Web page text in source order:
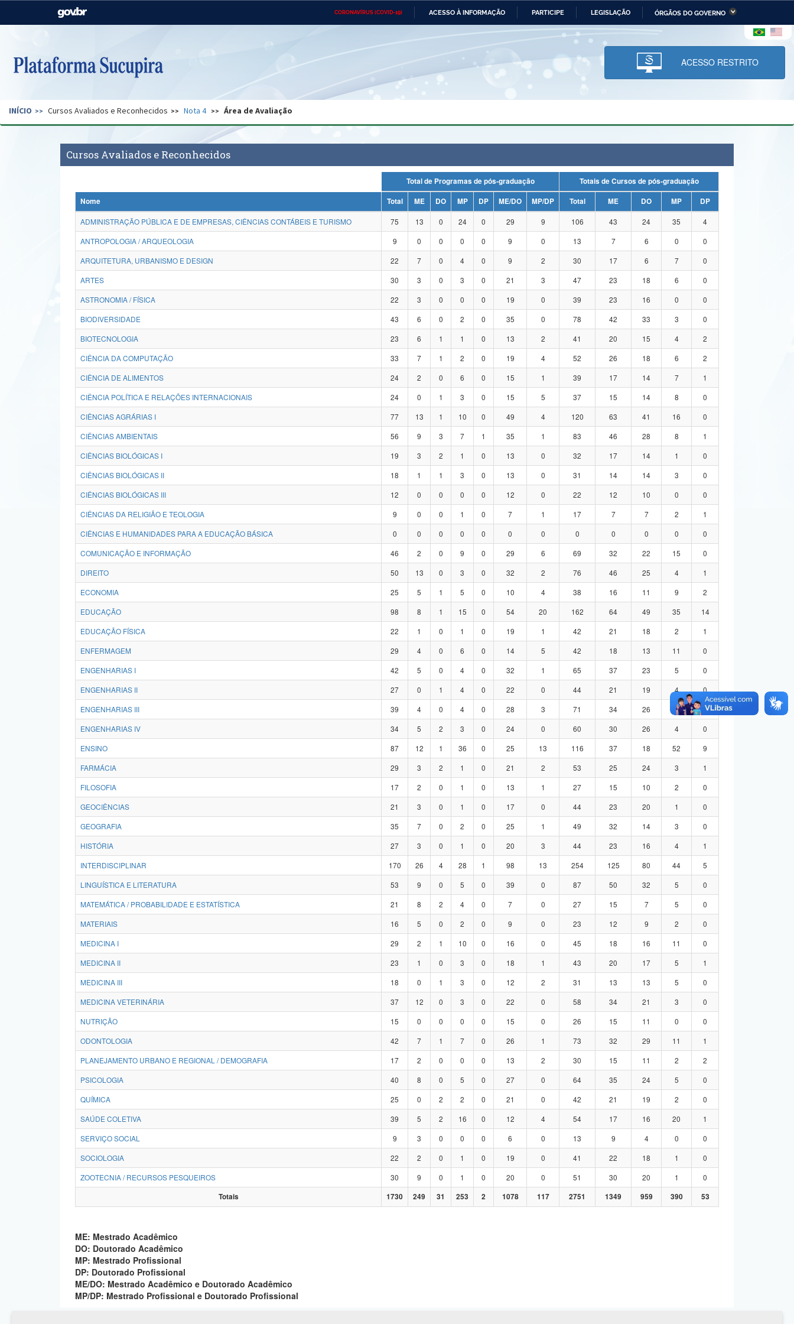
CORONAVÍRUS (COVID-19) ACESSO À INFORMAÇÃO PARTICIPE LEGISLAÇÃO ÓRGÃOS DO GOVERNO
Casa Civil Ministério das Relações Ministério da Economia Ministério da Infraestrutura
Pecuária e Abastecimento
Ministério da Ciência,
Tecnologia, Inovações e
Comunicações
Ministério do Desenvolvimento
Regional e dos Direitos Humanos
Secretaria de Governo Gabinete de Segurança Advocacia-Geral da União Banco Central do Brasil Planalto
ACESSO RESTRITO
INÍCIO Cursos Avaliados e Reconhecidos Nota 4 Área de Avaliação
Cursos Avaliados e Reconhecidos
Total de Programas de pós-graduação
Totais de Cursos de pós-graduação
Nome
Total ME DO MP DP ME/DO MP/DP Total ME DO MP
DP
ADMINISTRAÇÃO PÚBLICA E DE EMPRESAS, CIÊNCIAS CONTÁBEIS E TURISMO
75 13 0 24 0 29 9 106 43 24 35
4
ANTROPOLOGIA / ARQUEOLOGIA
9 0 0 0 0 9 0 13 7 6 0
0
ARQUITETURA, URBANISMO E DESIGN
22 7 0 4 0 9 2 30 17 6 7
0
ARTES
30 3 0 3 0 21 3 47 23 18 6
0
ASTRONOMIA / FÍSICA
22 3 0 0 0 19 0 39 23 16 0
0
BIODIVERSIDADE
43 6 0 2 0 35 0 78 42 33 3
0
BIOTECNOLOGIA
23 6 1 1 0 13 2 41 20 15 4
2
CIÊNCIA DA COMPUTAÇÃO
33 7 1 2 0 19 4 52 26 18 6
2
CIÊNCIA DE ALIMENTOS
24 2 0 6 0 15 1 39 17 14 7
1
CIÊNCIA POLÍTICA E RELAÇÕES INTERNACIONAIS
24 0 1 3 0 15 5 37 15 14 8
0
CIÊNCIAS AGRÁRIAS I
77 13 1 10 0 49 4 120 63 41 16
0
CIÊNCIAS AMBIENTAIS
56 9 3 7 1 35 1 83 46 28 8
1
CIÊNCIAS BIOLÓGICAS I
19 3 2 1 0 13 0 32 17 14 1
0
CIÊNCIAS BIOLÓGICAS II
18 1 1 3 0 13 0 31 14 14 3
0
CIÊNCIAS BIOLÓGICAS III
12 0 0 0 0 12 0 22 12 10 0
0
CIÊNCIAS DA RELIGIÃO E TEOLOGIA
9 0 0 1 0 7 1 17 7 7 2
1
CIÊNCIAS E HUMANIDADES PARA A EDUCAÇÃO BÁSICA
0 0 0 0 0 0 0 0 0 0 0
0
COMUNICAÇÃO E INFORMAÇÃO
46 2 0 9 0 29 6 69 32 22 15
0
DIREITO
50 13 0 3 0 32 2 76 46 25 4
1
ECONOMIA
25 5 1 5 0 10 4 38 16 11 9
2
EDUCAÇÃO
98 8 1 15 0 54 20 162 64 49 35
14
EDUCAÇÃO FÍSICA
22 1 0 1 0 19 1 42 21 18 2
1
ENFERMAGEM
29 4 0 6 0 14 5 42 18 13 11
0
ENGENHARIAS I
42 5 0 4 0 32 1 65 37 23 5
0
ENGENHARIAS II
27 0 1 4 0 22 0 44 21 19 4
0
ENGENHARIAS III
39 4 0 4 0 28 3 71 34 26 8
3
ENGENHARIAS IV
34 5 2 3 0 24 0 60 30 26 4
0
ENSINO
87 12 1 36 0 25 13 116 37 18 52
9
FARMÁCIA
29 3 2 1 0 21 2 53 25 24 3
1
FILOSOFIA
17 2 0 1 0 13 1 27 15 10 2
0
GEOCIÊNCIAS
21 3 0 1 0 17 0 44 23 20 1
0
GEOGRAFIA
35 7 0 2 0 25 1 49 32 14 3
0
HISTÓRIA
27 3 0 1 0 20 3 44 23 16 4
1
INTERDISCIPLINAR
170 26 4 28 1 98 13 254 125 80 44
5
LINGUÍSTICA E LITERATURA
53 9 0 5 0 39 0 87 50 32 5
0
MATEMÁTICA / PROBABILIDADE E ESTATÍSTICA
21 8 2 4 0 7 0 27 15 7 5
0
MATERIAIS
16 5 0 2 0 9 0 23 12 9 2
0
MEDICINA I
29 2 1 10 0 16 0 45 18 16 11
0
MEDICINA II
23 1 0 3 0 18 1 43 20 17 5
1
MEDICINA III
18 0 1 3 0 12 2 31 13 13 5
0
MEDICINA VETERINÁRIA
37 12 0 3 0 22 0 58 34 21 3
0
NUTRIÇÃO
15 0 0 0 0 15 0 26 15 11 0
0
ODONTOLOGIA
42 7 1 7 0 26 1 73 32 29 11
1
PLANEJAMENTO URBANO E REGIONAL / DEMOGRAFIA
17 2 0 0 0 13 2 30 15 11 2
2
PSICOLOGIA
40 8 0 5 0 27 0 64 35 24 5
0
QUÍMICA
25 0 2 2 0 21 0 42 21 19 2
0
SAÚDE COLETIVA
39 5 2 16 0 12 4 54 17 16 20
1
SERVIÇO SOCIAL
9 3 0 0 0 6 0 13 9 4 0
0
SOCIOLOGIA
22 2 0 1 0 19 0 41 22 18 1
0
ZOOTECNIA / RECURSOS PESQUEIROS
30 9 0 1 0 20 0 51 30 20 1
0
Totais
1730 249 31 253 2 1078 117 2751 1349 959 390 53
ME: Mestrado Acadêmico
DO: Doutorado Acadêmico
MP: Mestrado Profissional
DP: Doutorado Profissional
ME/DO: Mestrado Acadêmico e Doutorado Acadêmico
MP/DP: Mestrado Profissional e Doutorado Profissional